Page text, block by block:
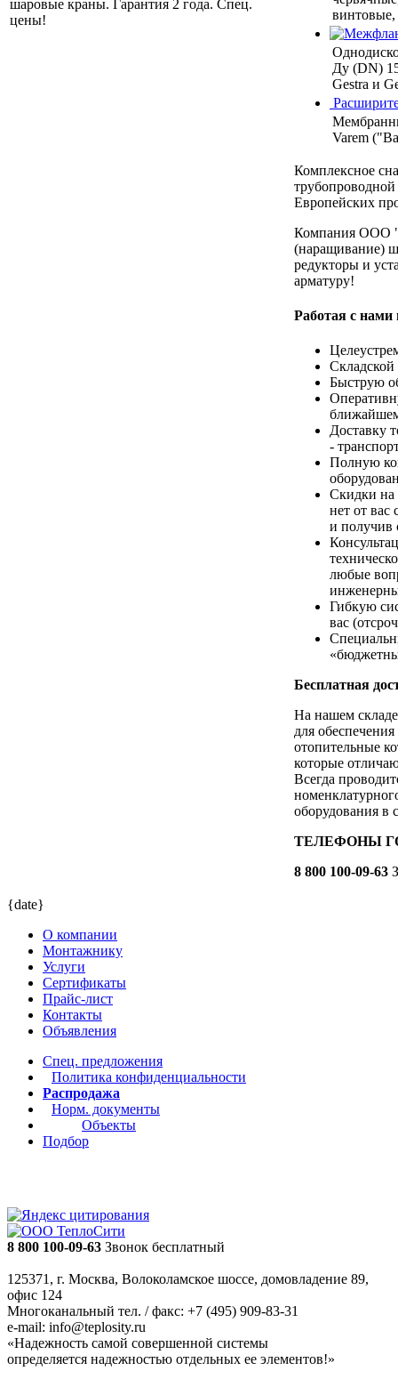
шаровые краны. Гарантия 2 года. Cпец.
цены!
Ду (DN)
Gestra и
Varem
Комплексное
Европейских
Компания ООО
(наращивание)
редукторы и
арматуру!
Работая с нами
Быструю
Доставку
-
Полную
Скидки на
нет от вас
и получив
любые
Гибкую
вас
Бесплатная
На нашем складе
для
отопительные
которые
Всегда
оборудования в
ТЕЛЕФОНЫ
8 800 100-09-63
{date}
О компании
Монтажнику
Услуги
Сертификаты
Прайс-лист
Контакты
Объявления
Спец. предложения
Политика конфиденциальности
Распродажа
Норм. документы
Объекты
Подбор
8 800 100-09-63 Звонок бесплатный
125371, г. Москва, Волоколамское шоссе, домовладение 89,
офис 124
Многоканальный тел. / факс: +7 (495) 909-83-31
e-mail: info@teplosity.ru
«Надежность самой совершенной системы
определяется надежностью отдельных ее элементов!»